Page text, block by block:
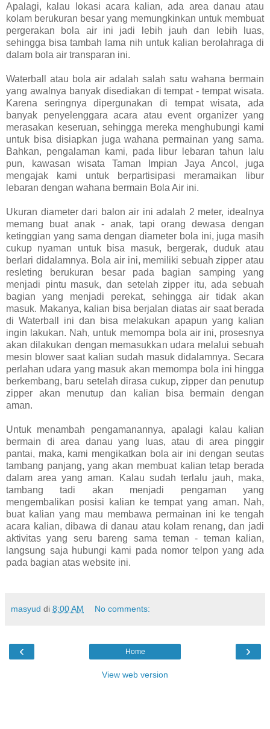
Apalagi, kalau lokasi acara kalian, ada area danau atau
kolam berukuran besar yang memungkinkan untuk membuat
pergerakan bola air ini jadi lebih jauh dan lebih luas,
sehingga bisa tambah lama nih untuk kalian berolahraga di
dalam bola air transparan ini.
Waterball atau bola air adalah salah satu wahana bermain
yang awalnya banyak disediakan di tempat - tempat wisata.
Karena seringnya dipergunakan di tempat wisata, ada
banyak penyelenggara acara atau event organizer yang
merasakan keseruan, sehingga mereka menghubungi kami
untuk bisa disiapkan juga wahana permainan yang sama.
Bahkan, pengalaman kami, pada libur lebaran tahun lalu
pun, kawasan wisata Taman Impian Jaya Ancol, juga
mengajak kami untuk berpartisipasi meramaikan libur
lebaran dengan wahana bermain Bola Air ini.
Ukuran diameter dari balon air ini adalah 2 meter, idealnya
memang buat anak - anak, tapi orang dewasa dengan
ketinggian yang sama dengan diameter bola ini, juga masih
cukup nyaman untuk bisa masuk, bergerak, duduk atau
berlari didalamnya. Bola air ini, memiliki sebuah zipper atau
resleting berukuran besar pada bagian samping yang
menjadi pintu masuk, dan setelah zipper itu, ada sebuah
bagian yang menjadi perekat, sehingga air tidak akan
masuk. Makanya, kalian bisa berjalan diatas air saat berada
di Waterball ini dan bisa melakukan apapun yang kalian
ingin lakukan. Nah, untuk memompa bola air ini, prosesnya
akan dilakukan dengan memasukkan udara melalui sebuah
mesin blower saat kalian sudah masuk didalamnya. Secara
perlahan udara yang masuk akan memompa bola ini hingga
berkembang, baru setelah dirasa cukup, zipper dan penutup
zipper akan menutup dan kalian bisa bermain dengan
aman.
Untuk menambah pengamanannya, apalagi kalau kalian
bermain di area danau yang luas, atau di area pinggir
pantai, maka, kami mengikatkan bola air ini dengan seutas
tambang panjang, yang akan membuat kalian tetap berada
dalam area yang aman. Kalau sudah terlalu jauh, maka,
tambang tadi akan menjadi pengaman yang
mengembalikan posisi kalian ke tempat yang aman. Nah,
buat kalian yang mau membawa permainan ini ke tengah
acara kalian, dibawa di danau atau kolam renang, dan jadi
aktivitas yang seru bareng sama teman - teman kalian,
langsung saja hubungi kami pada nomor telpon yang ada
pada bagian atas website ini.
masyud di 8:00 AM No comments:
‹ ›
Home
View web version